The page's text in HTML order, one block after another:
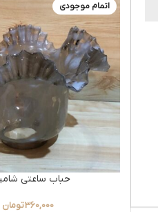
اتمام موجودی
حباب ساعتی
360,000تومان